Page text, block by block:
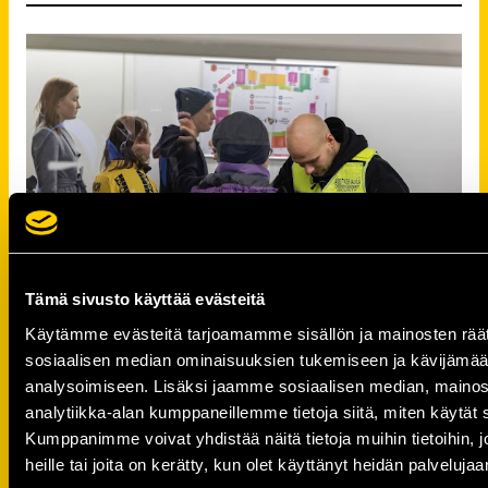
Tämä sivusto käyttää evästeitä
Käytämme evästeitä tarjoamamme sisällön ja mainosten
sosiaalisen median ominaisuuksien tukemiseen ja
analysoimiseen. Lisäksi jaamme sosiaalisen median,
analytiikka-alan kumppaneillemme tietoja siitä, miten käytät
Kumppanimme voivat yhdistää näitä tietoja muihin tietoihin,
heille tai joita on kerätty, kun olet käyttänyt heidän
KalPan ottelutapahtumissa tehdään
turvatarkastukset ovilla kaikille.
Turvallisuus
Turvallisuus on yksi KalPan tapahtumien tärkeä